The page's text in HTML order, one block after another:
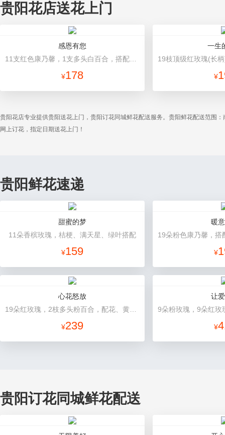
贵阳花店送花上门
感恩有您
¥178
一生
¥
贵阳花店专业提供贵阳送花上门，贵阳订花同城鲜花配送服务。贵阳鲜花配送范围
网上订花，指定日期送花上门！
贵阳鲜花速递
甜蜜的梦
11朵香槟玫瑰，桔梗、满天星、绿叶搭配
¥159
暖
¥
心花怒放
¥239
让
¥
贵阳订花同城鲜花配送